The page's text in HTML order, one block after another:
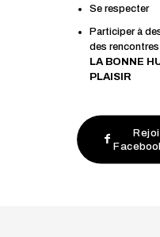
Se respecter
Participer à
des
LA BONNE
PLAISIR